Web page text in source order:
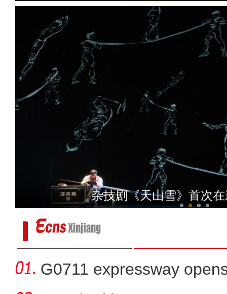
沙雅县大葱喜丰收
杂技剧《天山雪》首次
G0711 expressway